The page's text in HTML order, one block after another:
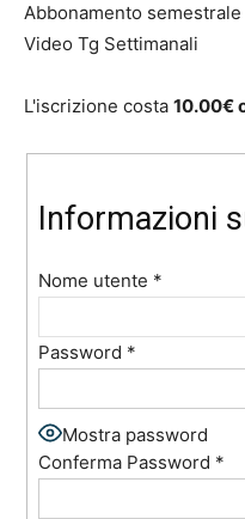
Abbonamento
Video Tg Settimanali
L'iscrizione costa 10.00€
Informazioni
Nome utente *
Password *
Mostra password
Conferma Password *